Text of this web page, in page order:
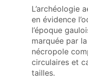
L’archéologie
en évidence
l’époque
marquée par
nécropole
circulaires et
tailles.